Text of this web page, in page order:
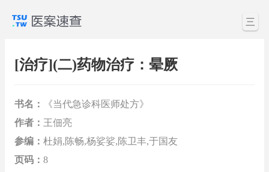
三
[治疗](二)药物治疗：晕厥
书名：
《当代急诊科医师处方》
作者： 王佃亮
参编： 杜娟,陈畅,杨娑娑,陈卫丰,于国友
页码： 8